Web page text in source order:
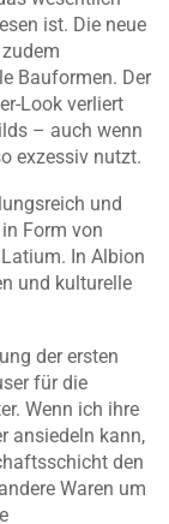
ist. Die neue
Bauformen. Der
Look verliert
– auch wenn
exzessiv nutzt.
und
Form von
In Albion
und kulturelle
der ersten
für die
Wenn ich ihre
ansiedeln kann,
den
Waren um